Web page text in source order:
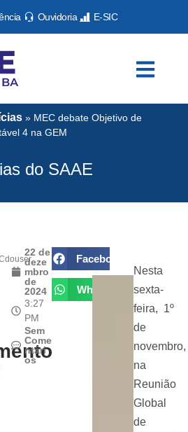
Ouvidoria E-SIC
» MEC debate Objetivo de
4 na GEM
do SAAE
22 de
deze
mbro
de
2024
3:27
PM
Sem
Come
ntári
os
Facebook
WhatsApp
Nesta
sexta-
feira, 1º
de
novembro,
na
Reunião
Global
de